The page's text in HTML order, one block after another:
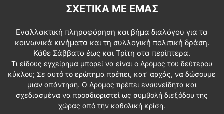
ΣΧΕΤΙΚΆ ΜΕ ΕΜΆΣ
Εναλλακτική πληροφόρηση και βήμα διαλόγου για τα
κοινωνικά κινήματα και τη συλλογική πολιτική δράση.
Κάθε Σάββατο έως και Τρίτη στα περίπτερα.
Τι είδους εγχείρημα μπορεί να είναι ο Δρόμος του δεύτερου
κύκλου; Σε αυτό το ερώτημα πρέπει, κατ’ αρχάς, να δώσουμε
μιαν απάντηση. Ο Δρόμος πρέπει ενσυνείδητα και
σχεδιασμένα να προσδιοριστεί ως συμβολή διεξόδου της
χώρας από την καθολική κρίση.